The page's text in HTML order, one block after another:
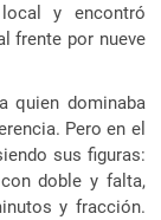
y encontró
frente por nueve
quien dominaba
Pero en el
sus figuras:
doble y falta,
y fracción.